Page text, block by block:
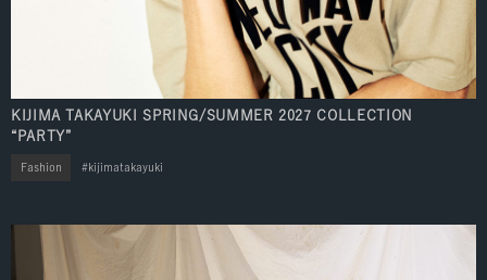
KIJIMA TAKAYUKI SPRING/SUMMER 2027 COLLECTION
“PARTY”
Fashion kijimatakayuki